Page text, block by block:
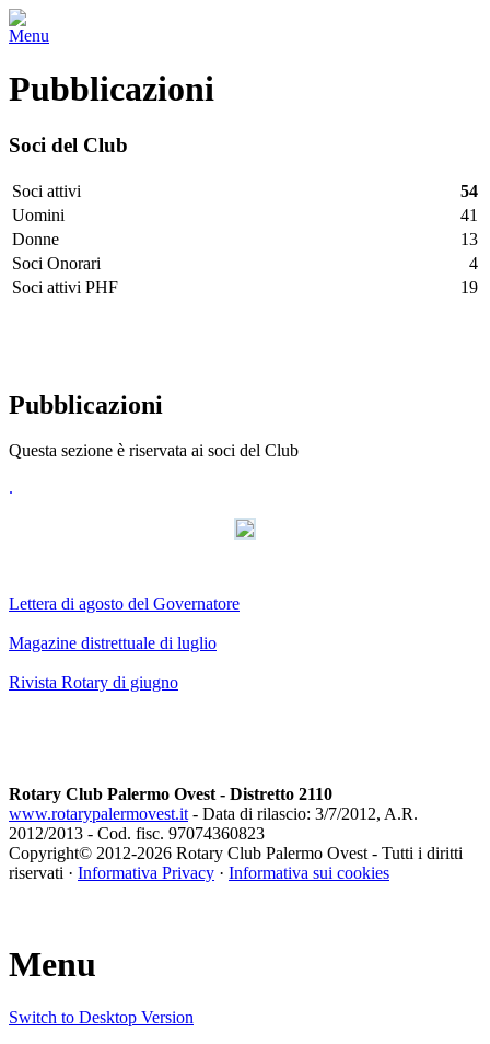
Menu
Pubblicazioni
Soci del Club
Soci attivi
54
Uomini
41
Donne
13
Soci Onorari
4
Soci attivi PHF
19
Pubblicazioni
Questa sezione è riservata ai soci del Club
.
Kekeljevic.
Lettera di agosto del Governatore
Magazine distrettuale di luglio
Rivista Rotary di giugno
Rotary Club Palermo Ovest - Distretto 2110
www.rotarypalermovest.it- Data di rilascio: 3/7/2012, A.R.
2012/2013 - Cod. fisc. 97074360823
Copyright© 2012-2026 Rotary Club Palermo Ovest - Tutti i diritti
riservati · Informativa Privacy · Informativa sui cookies
Menu
Switch to Desktop Version